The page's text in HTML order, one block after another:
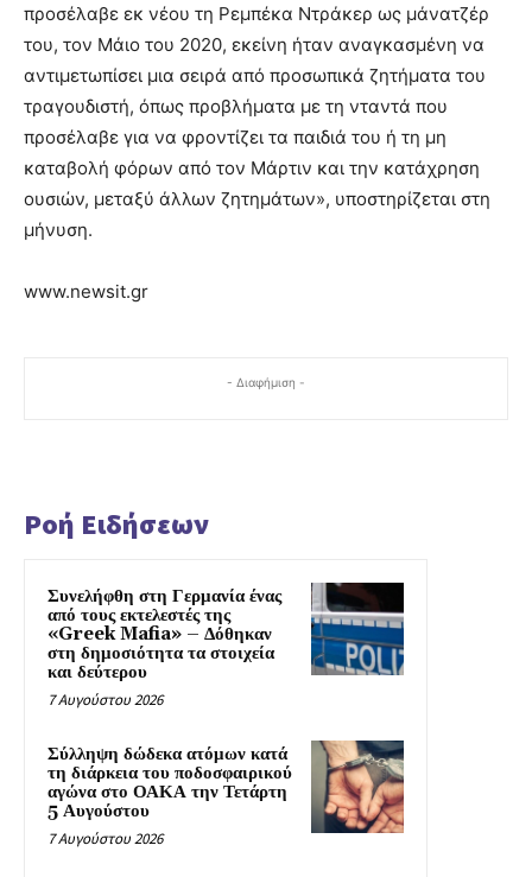
προσέλαβε εκ νέου τη Ρεμπέκα Ντράκερ ως μάνατζέρ
του, τον Μάιο του 2020, εκείνη ήταν αναγκασμένη να
αντιμετωπίσει μια σειρά από προσωπικά ζητήματα του
τραγουδιστή, όπως προβλήματα με τη νταντά που
προσέλαβε για να φροντίζει τα παιδιά του ή τη μη
καταβολή φόρων από τον Μάρτιν και την κατάχρηση
ουσιών, μεταξύ άλλων ζητημάτων», υποστηρίζεται στη
μήνυση.
www.newsit.gr
- Διαφήμιση -
Ροή Ειδήσεων
Συνελήφθη στη Γερμανία ένας
από τους εκτελεστές της
«Greek Mafia» – Δόθηκαν
στη δημοσιότητα τα στοιχεία
και δεύτερου
7 Αυγούστου 2026
Σύλληψη δώδεκα ατόμων κατά
τη διάρκεια του ποδοσφαιρικού
αγώνα στο ΟΑΚΑ την Τετάρτη
5 Αυγούστου
7 Αυγούστου 2026